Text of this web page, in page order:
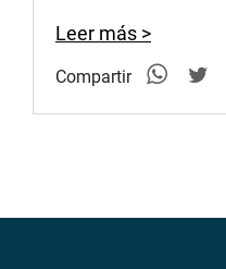
Leer más >
Compartir